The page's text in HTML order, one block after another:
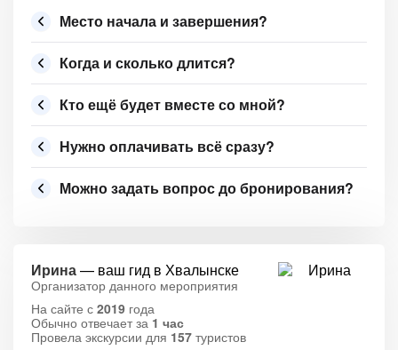
Место начала и завершения?
Когда и сколько длится?
Кто ещё будет вместе со мной?
Нужно оплачивать всё сразу?
Можно задать вопрос до бронирования?
Ирина— ваш гид в Хвалынске
Организатор данного мероприятия
На сайте с 2019 года
Обычно отвечает за 1 час
Провела экскурсии для 157 туристов